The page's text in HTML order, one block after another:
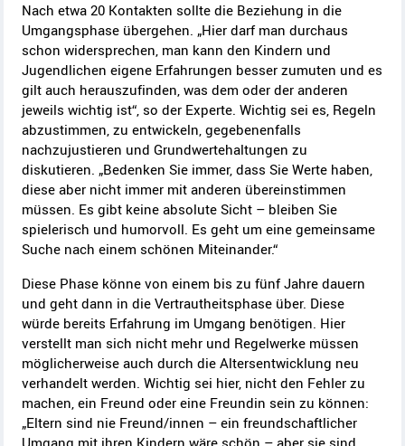
Nach etwa 20 Kontakten sollte die Beziehung in die
Umgangsphase übergehen. „Hier darf man durchaus
schon widersprechen, man kann den Kindern und
Jugendlichen eigene Erfahrungen besser zumuten und es
gilt auch herauszufinden, was dem oder der anderen
jeweils wichtig ist“, so der Experte. Wichtig sei es, Regeln
abzustimmen, zu entwickeln, gegebenenfalls
nachzujustieren und Grundwertehaltungen zu
diskutieren. „Bedenken Sie immer, dass Sie Werte haben,
diese aber nicht immer mit anderen übereinstimmen
müssen. Es gibt keine absolute Sicht – bleiben Sie
spielerisch und humorvoll. Es geht um eine gemeinsame
Suche nach einem schönen Miteinander.“
Diese Phase könne von einem bis zu fünf Jahre dauern
und geht dann in die Vertrautheitsphase über. Diese
würde bereits Erfahrung im Umgang benötigen. Hier
verstellt man sich nicht mehr und Regelwerke müssen
möglicherweise auch durch die Altersentwicklung neu
verhandelt werden. Wichtig sei hier, nicht den Fehler zu
machen, ein Freund oder eine Freundin sein zu können:
„Eltern sind nie Freund/innen – ein freundschaftlicher